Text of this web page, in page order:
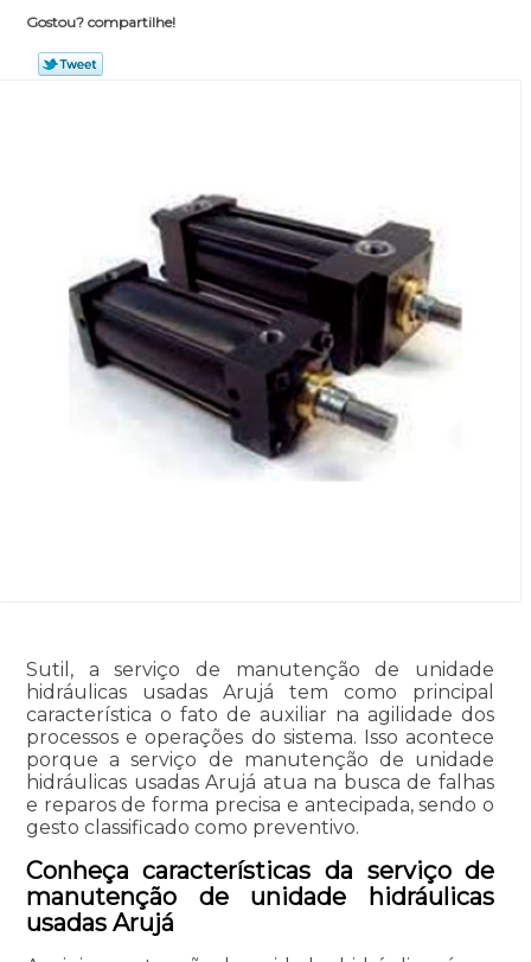
Gostou? compartilhe!
Sutil, a serviço de manutenção de unidade
hidráulicas usadas Arujá tem como principal
característica o fato de auxiliar na agilidade dos
processos e operações do sistema. Isso acontece
porque a serviço de manutenção de unidade
hidráulicas usadas Arujá atua na busca de falhas
e reparos de forma precisa e antecipada, sendo o
gesto classificado como preventivo.
Conheça características da serviço de
manutenção de unidade hidráulicas
usadas Arujá